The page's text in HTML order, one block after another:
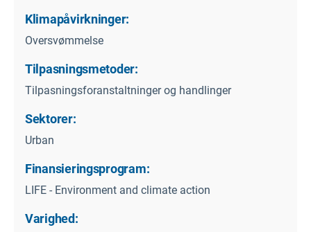
Klimapåvirkninger:
Oversvømmelse
Tilpasningsmetoder:
Tilpasningsforanstaltninger og handlinger
Sektorer:
Urban
Finansieringsprogram:
LIFE - Environment and climate action
Varighed: